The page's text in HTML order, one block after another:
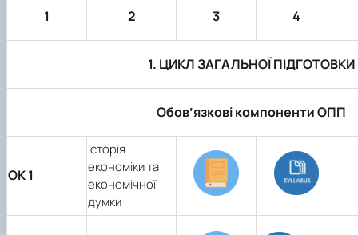
1 2 3 4
1. ЦИКЛ ЗАГАЛЬНОЇ ПІДГОТОВКИ
Обов’язкові компоненти ОПП
ОК 1
Історія
економіки та
економічної
думки